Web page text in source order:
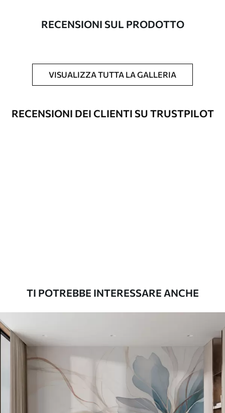
Pulizia
La carta da parati può essere pulita
Le carte da parati con finitura a vernice
possono essere pulite con acqua.
Vinile Premium
65.0039.00€/m²
Peel and Stick
.6749.00 /m²
RECENSIONI SUL PRODOTTO
VISUALIZZA TUTTA LA GALLERIA
RECENSIONI DEI CLIENTI SU TRUSTPILOT
TI POTREBBE INTERESSARE ANCHE